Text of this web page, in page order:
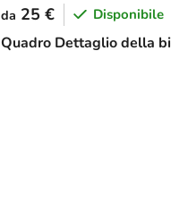
Quadro Dettaglio della
da 25 € Disponibile